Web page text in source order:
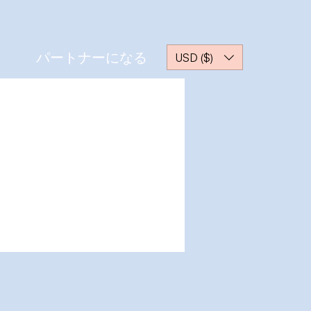
パートナーになる USD ($)